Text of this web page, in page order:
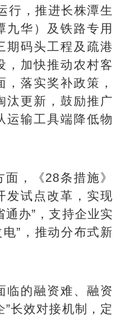
行，推进长株潭生
九华）及铁路专用
期码头工程及疏港
，加快推动农村客
落实奖补政策，
汰更新，鼓励推广
运输工具端降低物
，《28条措施》
发试点改革，实现
通办”，支持企业实
电”，推动分布式新
临的融资难、融资
长效对接机制，定